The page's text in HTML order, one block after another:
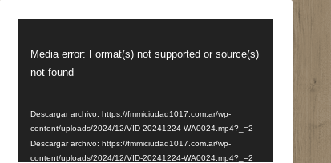
de
vídeo
Media error: Format(s) not supported or source(s)
not found
Descargar archivo: https://fmmiciudad1017.com.ar/wp-
content/uploads/2024/12/VID-20241224-WA0024.mp4?_=2
Descargar archivo: https://fmmiciudad1017.com.ar/wp-
content/uploads/2024/12/VID-20241224-WA0024.mp4?_=2